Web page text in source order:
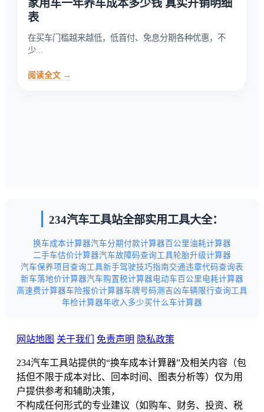
家用车一年养车成本多少钱 真实开销明细
表
在买车门槛越来越低，低首付、免息分期各种优惠，不
少...
阅读全文 →
234汽车工具站全部实用工具大全：
换车成本计算器汽车分期付款计算器 百公里油耗计算器
二手车估价计算器汽车故障码查询工具轮胎升级计算器
汽车保养项目查询工具新手驾驶技巧指南交通违章代码查询表
新车落地价计算器汽车购置税计算器 电动车百公里电耗计算器
高速费计算器车险报价计算器车牌号码测吉凶车辆限行查询工具
年检计算器年收入多少买什么车计算器
网站地图 关于我们 免责声明 隐私政策
234汽车工具站提供的“换车成本计算器”及相关内容（包
括但不限于成本对比、回本时间、图表分析等）仅为用
户提供参考和辅助决策，
不构成任何形式的专业建议（如购车、财务、投资、税